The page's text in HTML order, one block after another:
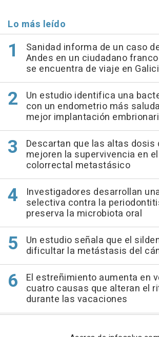
Lo más leído
Sanidad informa de un caso
Andes en un ciudadano
se encuentra de viaje en
Un estudio identifica una
con un endometrio más
mejor implantación
Descartan que las altas dosis
mejoren la supervivencia en
colorrectal metastásico
Investigadores desarrollan
selectiva contra la
preserva la microbiota oral
Un estudio señala que el
dificultar la metástasis del
El estreñimiento aumenta en
cuatro causas que alteran el
durante las vacaciones